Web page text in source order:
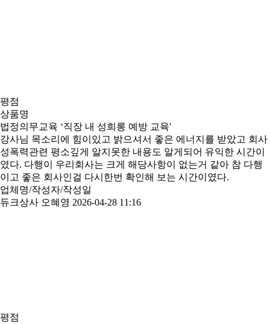
평점
상품명
법정의무교육 ‘직장 내 성희롱 예방 교육'
강사님 목소리에 힘이있고 밝으셔서 좋은 에너지를 받았고 회사
성폭력관련 평소깊게 알지못한 내용도 알게되어 유익한 시간이
였다. 다행이 우리회사는 크게 해당사항이 없는거 같아 참 다행
이고 좋은 회사인걸 다시한번 확인해 보는 시간이였다.
업체명/작성자/작성일
듀크상사 오혜영 2026-04-28 11:16
평점